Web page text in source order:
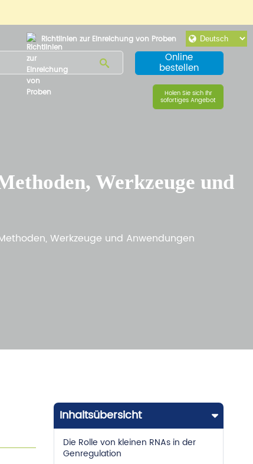
Richtlinien zur Einreichung von Proben
Online
bestellen
Holen Sie sich Ihr
sofortiges Angebot
Werkzeuge und
Werkzeuge und Anwendungen
Inhaltsübersicht
Die Rolle von kleinen RNAs in der
Genregulation